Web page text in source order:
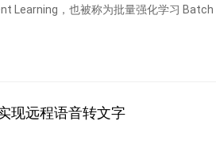
Learning，也被称为批量强化学习 Batch
现远程语音转文字